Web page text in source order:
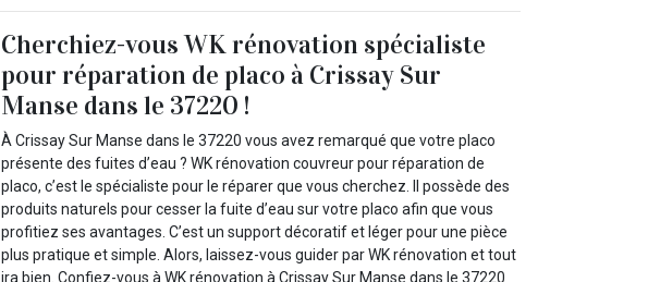
Cherchiez-vous WK rénovation spécialiste
pour réparation de placo à Crissay Sur
Manse dans le 37220 !
À Crissay Sur Manse dans le 37220 vous avez remarqué que votre placo
présente des fuites d’eau ? WK rénovation couvreur pour réparation de
placo, c’est le spécialiste pour le réparer que vous cherchez. Il possède des
produits naturels pour cesser la fuite d’eau sur votre placo afin que vous
profitiez ses avantages. C’est un support décoratif et léger pour une pièce
plus pratique et simple. Alors, laissez-vous guider par WK rénovation et tout
ira bien. Confiez-vous à WK rénovation à Crissay Sur Manse dans le 37220